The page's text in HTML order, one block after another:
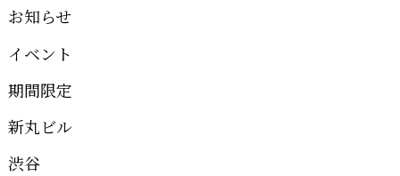
お知らせ
イベント
期間限定
新丸ビル
渋谷